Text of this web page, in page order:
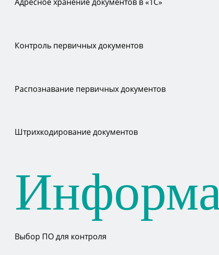
Контроль первичных документов
Распознавание первичных документов
Штрихкодирование документов
Выбор ПО для контроля